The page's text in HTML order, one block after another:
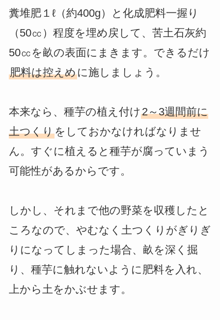
糞堆肥１ℓ（約400g）と化成肥料一握り
（50㏄）程度を埋め戻して、苦土石灰約
50㏄を畝の表面にまきます。できるだけ
肥料は控えめに施しましょう。
本来なら、種芋の植え付け2～3週間前に
土つくりをしておかなければなりませ
ん。すぐに植えると種芋が腐っていまう
可能性があるからです。
しかし、それまで他の野菜を収穫したと
ころなので、やむなく土つくりがぎりぎ
りになってしまった場合、畝を深く掘
り、種芋に触れないように肥料を入れ、
上から土をかぶせます。